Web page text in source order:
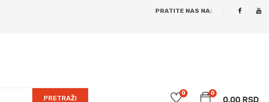
PRATITE NAS NA:
PRETRAŽI
0
0.00 RSD
0